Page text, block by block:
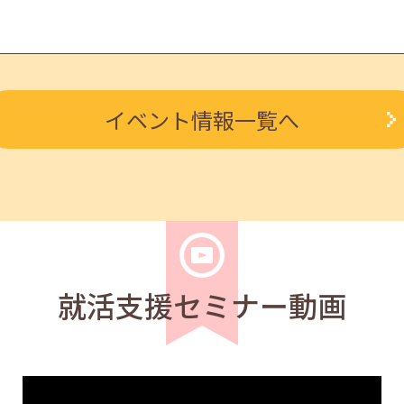
ョン 報・連・相 14:00～14:30
求職者
14:00～14:30
イベント情報一覧へ
就活支援セミナー動画